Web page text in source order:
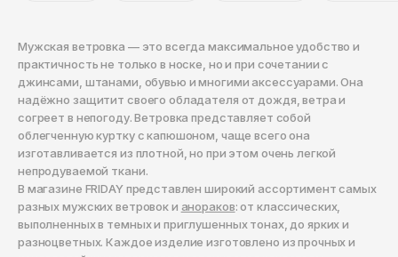
Мужская ветровка — это всегда максимальное удобство и
практичность не только в носке, но и при сочетании с
джинсами, штанами, обувью и многими аксессуарами. Она
надёжно защитит своего обладателя от дождя, ветра и
согреет в непогоду. Ветровка представляет собой
облегченную куртку с капюшоном, чаще всего она
изготавливается из плотной, но при этом очень легкой
непродуваемой ткани.
В магазине FRIDAY представлен широкий ассортимент самых
разных мужских ветровок и анораков: от классических,
выполненных в темных и приглушенных тонах, до ярких и
разноцветных. Каждое изделие изготовлено из прочных и